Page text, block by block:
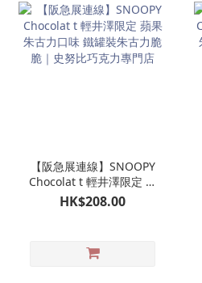
【阪急展連線】SNOOPY
Chocolat t 輕井澤限定 蘋
果朱古力口味 鐵罐裝朱古
HK$208.00